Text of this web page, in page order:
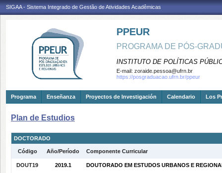
SIGAA - Sistema Integrado de Gestão de Atividades Acadêmicas
PPEUR
PROGRAMA DE PÓS-
INSTITUTO DE POLÍTICAS
E-mail: zoraide.pessoa@ufrn.br
https://posgraduacao.ufrn.br/ppeur
Programa Enseñanza Proyectos de Investigación Calendario Los
Plan de Estudios
DOCTORADO
Código Año/Período Componente Curricular
DOUT19 2019.1 DOUTORADO EM ESTUDOS URBANOS E